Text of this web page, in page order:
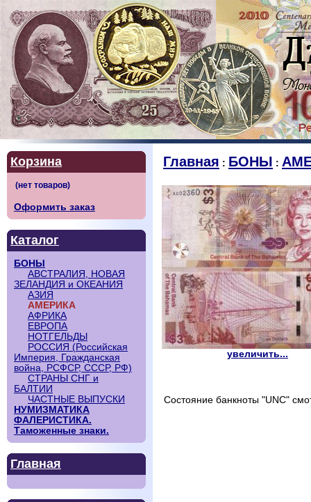
Корзина
Оформить заказ
Каталог
БОНЫ
АВСТРАЛИЯ, НОВАЯ
ЗЕЛАНДИЯ и ОКЕАНИЯ
АЗИЯ
АМЕРИКА
АФРИКА
ЕВРОПА
НОТГЕЛЬДЫ
РОССИЯ (Российская
Империя, Гражданская
война, РСФСР, СССР, РФ)
СТРАНЫ СНГ и
БАЛТИИ
ЧАСТНЫЕ ВЫПУСКИ
НУМИЗМАТИКА
ФАЛЕРИСТИКА.
Таможенные знаки.
Главная
Главная : БОНЫ :
увеличить...
Состояние банкноты "UNC"